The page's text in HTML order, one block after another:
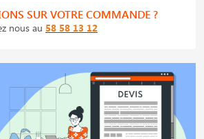
SUR VOTRE COMMANDE ?
nous au 58 58 13 12